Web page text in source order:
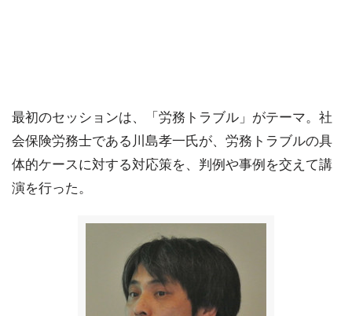
最初のセッションは、「労務トラブル」がテーマ。社
会保険労務士である川島孝一氏が、労務トラブルの具
体的ケースに対する対応策を、判例や事例を交えて講
演を行った。